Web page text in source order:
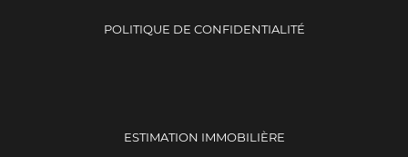
POLITIQUE DE CONFIDENTIALITÉ
ESTIMATION IMMOBILIÈRE